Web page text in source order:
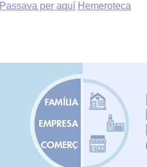
Passava per aquí Hemeroteca